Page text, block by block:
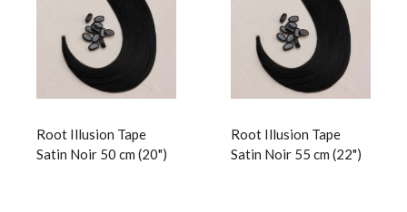
Root Illusion Tape
Satin Noir 50 cm (20")
Root Illusion Tape
Satin Noir 55 cm (22")